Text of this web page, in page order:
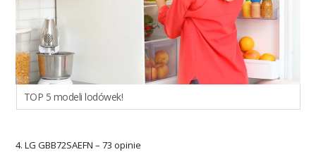
TOP 5 modeli lodówek!
4. LG GBB72SAEFN – 73 opinie